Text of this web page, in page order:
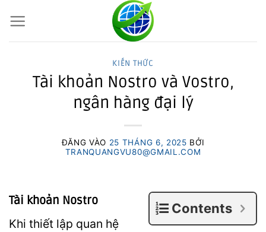
qua
nội
KIẾN THỨC
Tài khoản Nostro và Vostro,
ngân hàng đại lý
ĐĂNG VÀO 25 THÁNG 6, 2025 BỞI
TRANQUANGVU80@GMAIL.COM
Contents
Tài khoản Nostro
Khi thiết lập quan hệ